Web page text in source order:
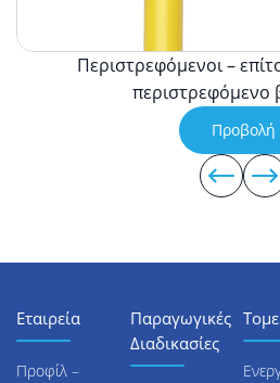
Περιστρεφόμενοι –
περιστρεφόμενο
Προβολή
Εταιρεία
Προφίλ –
Παραγωγικές
Διαδικασίες